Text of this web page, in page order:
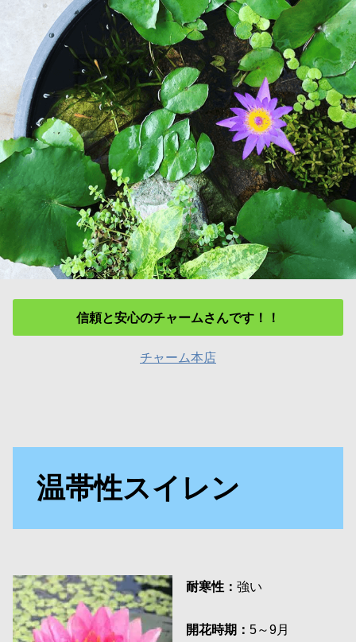
信頼と安心のチャームさんです！！
チャーム本店
温帯性スイレン
耐寒性： 強い
開花時期： 5～9月